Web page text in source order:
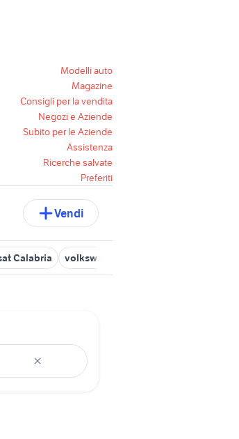
Modelli auto
Magazine
Consigli per la vendita
Negozi e Aziende
Subito per le Aziende
Assistenza
Ricerche salvate
Preferiti
Vendi
Calabria volkswagen touran km 0